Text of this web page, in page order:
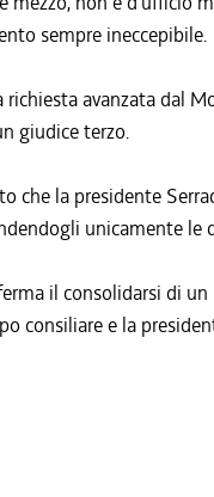
sempre ineccepibile.
richiesta avanzata dal
giudice terzo.
che la presidente
unicamente
il consolidarsi di
consiliare e la